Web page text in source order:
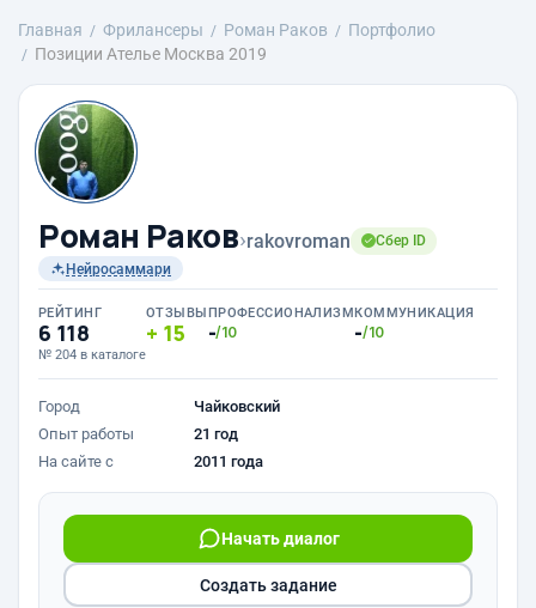
Главная Фрилансеры Роман Раков
Портфолио
Позиции Ателье Москва 2019
Роман Раков›rakovroman
Сбер ID
Нейросаммари
РЕЙТИНГ
6 118
№ 204 в каталоге
ОТЗЫВЫ
15
ПРОФЕССИОНАЛИЗМ
-/10
КОММУНИКАЦИЯ
-/10
Город
Чайковский
Опыт работы
21 год
На сайте с
2011 года
Начать диалог
Создать задание